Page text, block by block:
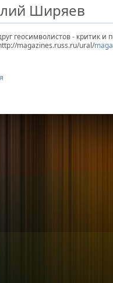
Ширяев
геосимволистов - критик и
magazines.russ.ru/ural/